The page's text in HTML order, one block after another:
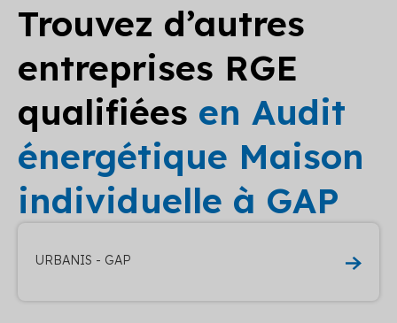
Trouvez d’autres
entreprises RGE
qualifiées en Audit
énergétique Maison
individuelle à GAP
URBANIS - GAP